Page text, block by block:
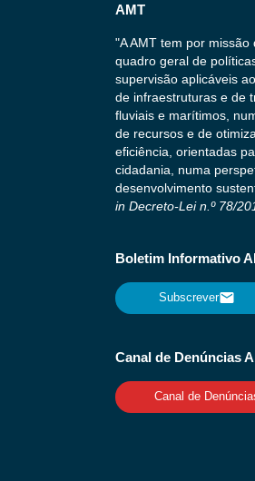
AMT
"A AMT tem por
quadro geral de
supervisão aplicáveis
de infraestruturas e de
fluviais e marítimos,
de recursos e de
eficiência, orientadas
cidadania, numa
desenvolvimento
in Decreto-Lei n.º 78/
Boletim Informativo
Subscrever
Canal de Denúncias
Canal de